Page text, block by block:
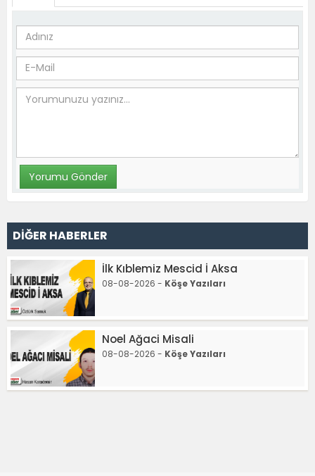
DİĞER HABERLER
İlk Kıblemiz Mescid İ Aksa
08-08-2026 - Köşe Yazıları
Noel Ağaci Misali
08-08-2026 - Köşe Yazıları